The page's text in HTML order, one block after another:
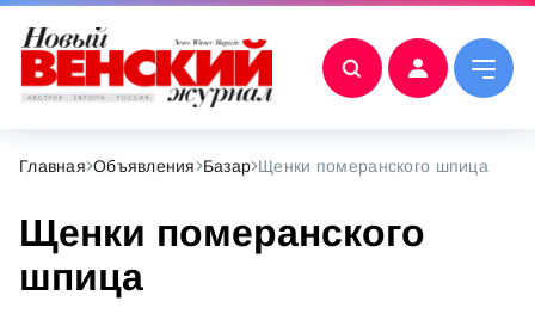
Главная Объявления Базар Щенки померанского шпица
Щенки померанского
шпица